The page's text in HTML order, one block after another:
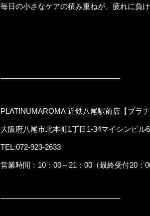
毎日の小さなケアの積み重ねが、疲れに負
――――――――――――――――
PLATINUMAROMA 近鉄八尾駅前店【プラチ
大阪府八尾市北本町1丁目1-34マイシンビル
TEL:072-923-2633
営業時間：10：00～21：00（最終受付20：
――――――――――――――――